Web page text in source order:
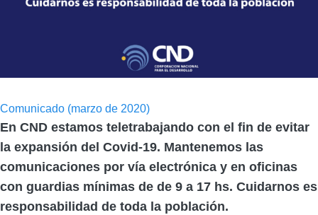
Comunicado (marzo de 2020)
En CND estamos teletrabajando con el fin de evitar
la expansión del Covid-19. Mantenemos las
comunicaciones por vía electrónica y en oficinas
con guardias mínimas de de 9 a 17 hs. Cuidarnos es
responsabilidad de toda la población.